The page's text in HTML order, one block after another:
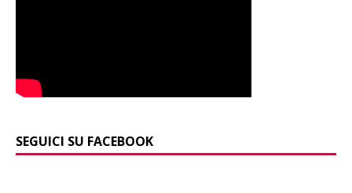
SEGUICI SU FACEBOOK